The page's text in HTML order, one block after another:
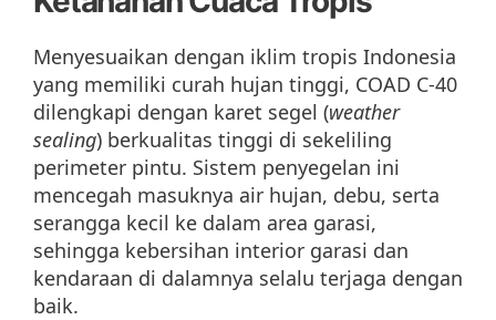
Menyesuaikan dengan iklim tropis Indonesia
yang memiliki curah hujan tinggi, COAD C-40
dilengkapi dengan karet segel (weather
sealing) berkualitas tinggi di sekeliling
perimeter pintu. Sistem penyegelan ini
mencegah masuknya air hujan, debu, serta
serangga kecil ke dalam area garasi,
sehingga kebersihan interior garasi dan
kendaraan di dalamnya selalu terjaga dengan
baik.